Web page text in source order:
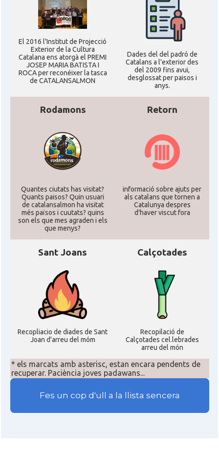
El 2016 l'Institut de Projecció
Exterior de la Cultura
Catalana ens atorgà el PREMI
JOSEP MARIA BATISTA I
ROCA per reconéixer la tasca
de CATALANSALMON
Dades del del padró de
Catalans a l'exterior des
del 2009 fins avui,
desglossat per paisos i
anys.
Rodamons
Quantes ciutats has visitat?
Quants paisos? Quin usuari
de catalansalmon ha visitat
més països i cuutats? quins
son els que mes agraden i els
que menys?
Retorn
informació sobre ajuts per
als catalans que tornen a
Catalunya despres
d'haver viscut fora
Sant Joans
Recopliacio de diades de Sant
Joan d'arreu del móm
Calçotades
Recopilació de
Calçotades cel.lebrades
arreu del món
* els marcats amb asterisc, estan encara pendents de
recuperar. Paciència joves padawans...
Fes un cop d'ull a la llista sencera